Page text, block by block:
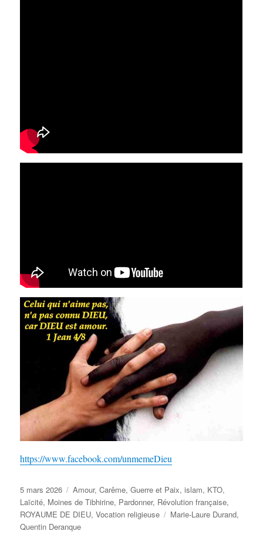
https://www.facebook.com/unmemeDieu
Publié
le
5 mars 2026 Catégories
Amour,Carême,Guerre et Paix,islam, KTO,
Laïcité, Moines de Tibhirine, Pardonner, Révolution française,
ROYAUME DE DIEU,Vocation religieuse Étiquettes
Marie-Laure Durand,
Quentin Deranque